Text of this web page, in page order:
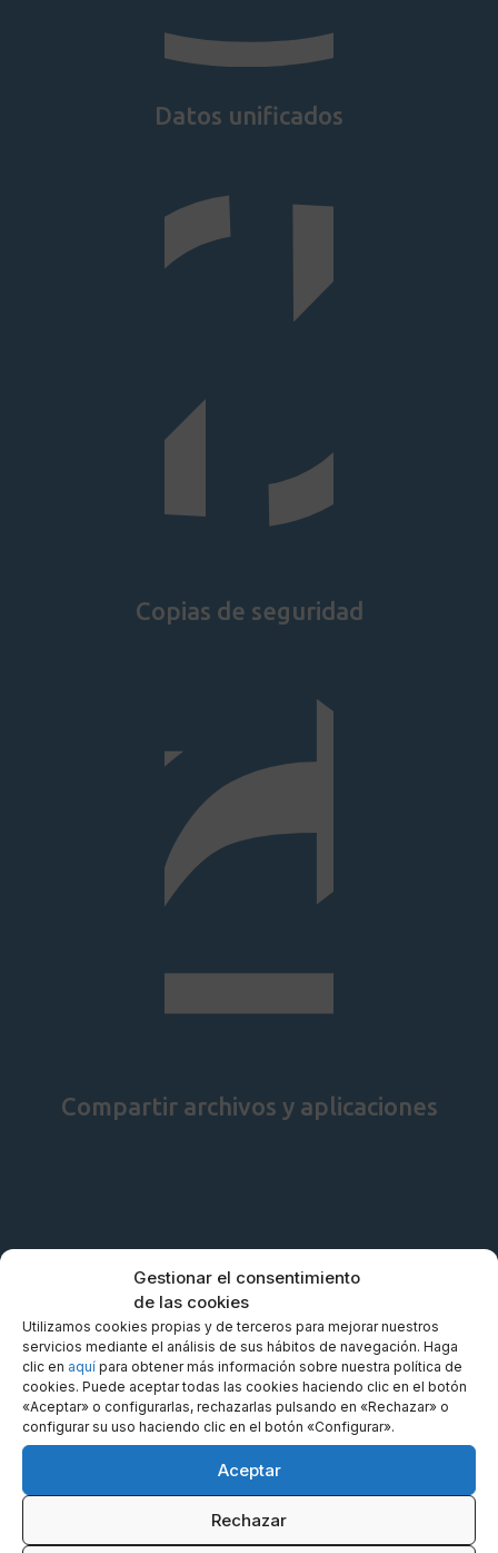
Gestionar el consentimiento
de las cookies
Utilizamos cookies propias y de terceros para mejorar nuestros
servicios mediante el análisis de sus hábitos de navegación. Haga
clic en aquí para obtener más información sobre nuestra política de
cookies. Puede aceptar todas las cookies haciendo clic en el botón
«Aceptar» o configurarlas, rechazarlas pulsando en «Rechazar» o
configurar su uso haciendo clic en el botón «Configurar».
Aceptar
Rechazar
Datos unificados
Copias de seguridad
Compartir archivos y aplicaciones